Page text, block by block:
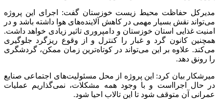
مدیرکل حفاظت محیط زیست خوزستان گفت: اجرای این پروژه
می‌تواند نقش بسیار مهمی در کاهش آلاینده‌های هوا داشته باشد و در
امنیت غذایی استان خوزستان و دامپروری تاثیر زیادی خواهد داشت.
همچنین کانون گرد و غبار را کنترل و از وقوع ریزگرد جلوگیری
می‌کند. علاوه بر این می‌تواند در کوتاه‌ترین زمان ممکن، گردشگری
را رونق دهد.
میرشکار بیان کرد: این پروژه از محل مسئولیت‌های اجتماعی صنایع
در حال اجرااست و با وجود همه مشکلات، نمی‌گذاریم عملیات
عمرانی آن متوقف شود تا این تالاب احیا شود.